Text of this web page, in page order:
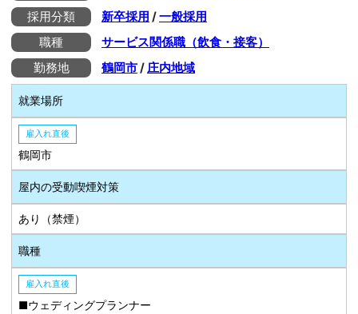
採用分類
新卒採用 /一般採用
職種
サービス関係職（飲食・接客）
勤務地
鶴岡市/庄内地域
就業場所
雇入れ直後
鶴岡市
屋内の受動喫煙対策
あり（禁煙）
職種
雇入れ直後
■ウェディングプランナー